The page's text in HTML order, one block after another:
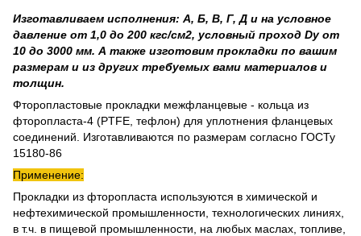
Изготавливаем исполнения: А, Б, В, Г, Д и на условное
давление от 1,0 до 200 кгс/см2, условный проход Dу от
10 до 3000 мм. А также изготовим прокладки по вашим
размерам и из других требуемых вами материалов и
толщин.
Фторопластовые прокладки межфланцевые - кольца из
фторопласта-4 (PTFE, тефлон) для уплотнения фланцевых
соединений. Изготавливаются по размерам согласно ГОСТу
15180-86
Применение:
Прокладки из фторопласта используются в химической и
нефтехимической промышленности, технологических линиях,
в т.ч. в пищевой промышленности, на любых маслах, топливе,